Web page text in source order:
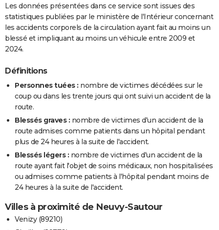
Les données présentées dans ce service sont issues des
statistiques publiées par le ministère de l'Intérieur concernant
les accidents corporels de la circulation ayant fait au moins un
blessé et impliquant au moins un véhicule entre 2009 et
2024.
Définitions
Personnes tuées : nombre de victimes décédées sur le
coup ou dans les trente jours qui ont suivi un accident de la
route.
Blessés graves : nombre de victimes d'un accident de la
route admises comme patients dans un hôpital pendant
plus de 24 heures à la suite de l'accident.
Blessés légers : nombre de victimes d'un accident de la
route ayant fait l'objet de soins médicaux, non hospitalisées
ou admises comme patients à l'hôpital pendant moins de
24 heures à la suite de l'accident.
Villes à proximité de Neuvy-Sautour
Venizy (89210)